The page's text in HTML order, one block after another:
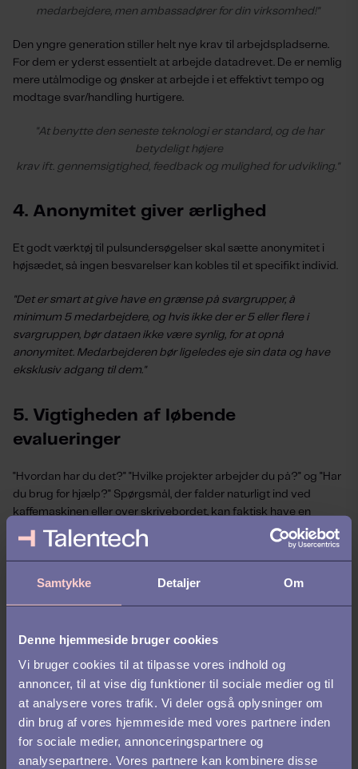
Samtykke Detaljer Om
Denne hjemmeside bruger cookies
Vi bruger cookies til at tilpasse vores indhold og
annoncer, til at vise dig funktioner til sociale medier og til
at analysere vores trafik. Vi deler også oplysninger om
din brug af vores hjemmeside med vores partnere inden
for sociale medier, annonceringspartnere og
analysepartnere. Vores partnere kan kombinere disse
medarbejdere, men ambassadører for din virksomhed!"
Den yngre generation stiller helt nye krav til arbejdspladserne.
For dem er yderst essentielt at arbejde datadrevet. De er nemlig
mere utålmodige og ønsker at arbejde i et effektivt tempo og
modtage svar/handling hurtigere.
"At benytte den seneste teknologi er standard, og de har
betydeligt højere
krav ift. gennemsigtighed, feedback og mulighed for udvikling."
4. Anonymitet giver ærlighed
Et godt værktøj til pulsundersøgelser skal sætte anonymitet i
højsædet, så ingen besvarelser kan kobles til et specifikt individ.
"Det er smart at give have en grænse på svargrupper, à
minimum 5 medarbejdere, og hvis ikke der er 5 eller flere i
svargruppen, bør dataen ikke være synlig, for at opnå
anonymitet. Medarbejderen bør ligeledes eje sin data og have
eksklusiv adgang til dem."
5. Vigtigheden af løbende
evalueringer
"Hvordan har du det?" "Hvilke projekter arbejder du på?" og "Har
du brug for hjælp?" Spørgsmål, der falder naturligt ind ved
kaffemaskinen eller over skrivebordet, kan faktisk have en
negativ effekt på engagement, holdånd og produktivitet, over
"I denne moderne tilværelse er det vigtigere end nogensinde før
muligheden for at fange de utilfredse og skabe forandring. Det
mere og mere tydeligt, at det ikke er nok at foretage
medarbejderundersøgelser
én gang om året. Data om medarbejdernes arbejdssituation i
januar kan ikke benyttes i juni, eftersom forholdene er helt
anderledes."